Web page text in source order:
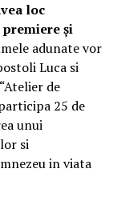
loc
și
adunate vor
Luca si
de
25 de
unui
si
in viata